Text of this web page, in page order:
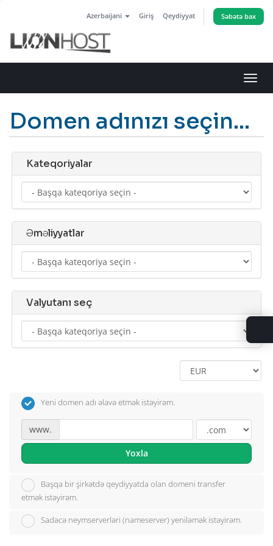
Azerbaijani Giriş Qeydiyyat Səbətə bax
keçid
Domen adınızı seçin...
Kateqoriyalar
Əməliyyatlar
Valyutanı seç
Yeni domen adı əlavə etmək istəyirəm.
www.
Yoxla
Başqa bir şirkətdə qeydiyyatda olan domeni transfer
etmək istəyirəm.
Sadəcə neymserverləri (nameserver) yeniləmək istəyirəm.